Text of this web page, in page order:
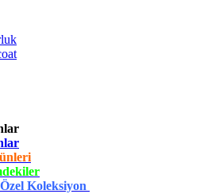
Koleksiyon